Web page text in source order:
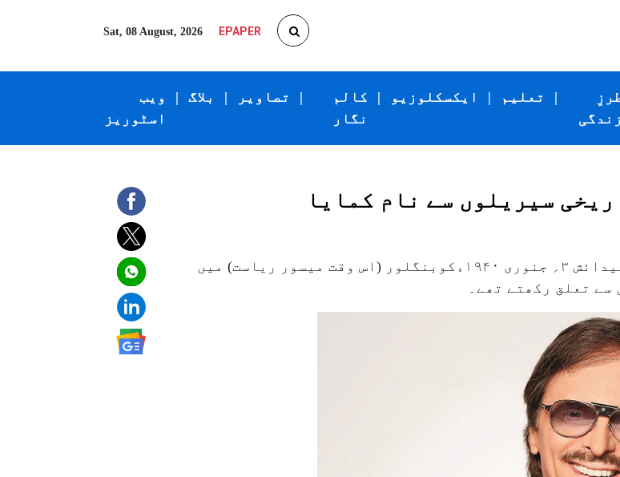
Sat, 08 August, 2026 EPAPER
ویب
اسٹوریز
| بلاگ | تصاویر |
کالم
نگار
| ایکسکلوزیو | تعلیم |
زندگی
سیریلوں سے نام کمایا
سنجے خان کا اصل نام شاہ عباس علی خان ہے۔ ان کی پیدائش ۳؍ جنوری ۱۹۴۰ءکوبنگلور (اس وقت میسور ریاست) میں
سے تعلق رکھتے تھے۔